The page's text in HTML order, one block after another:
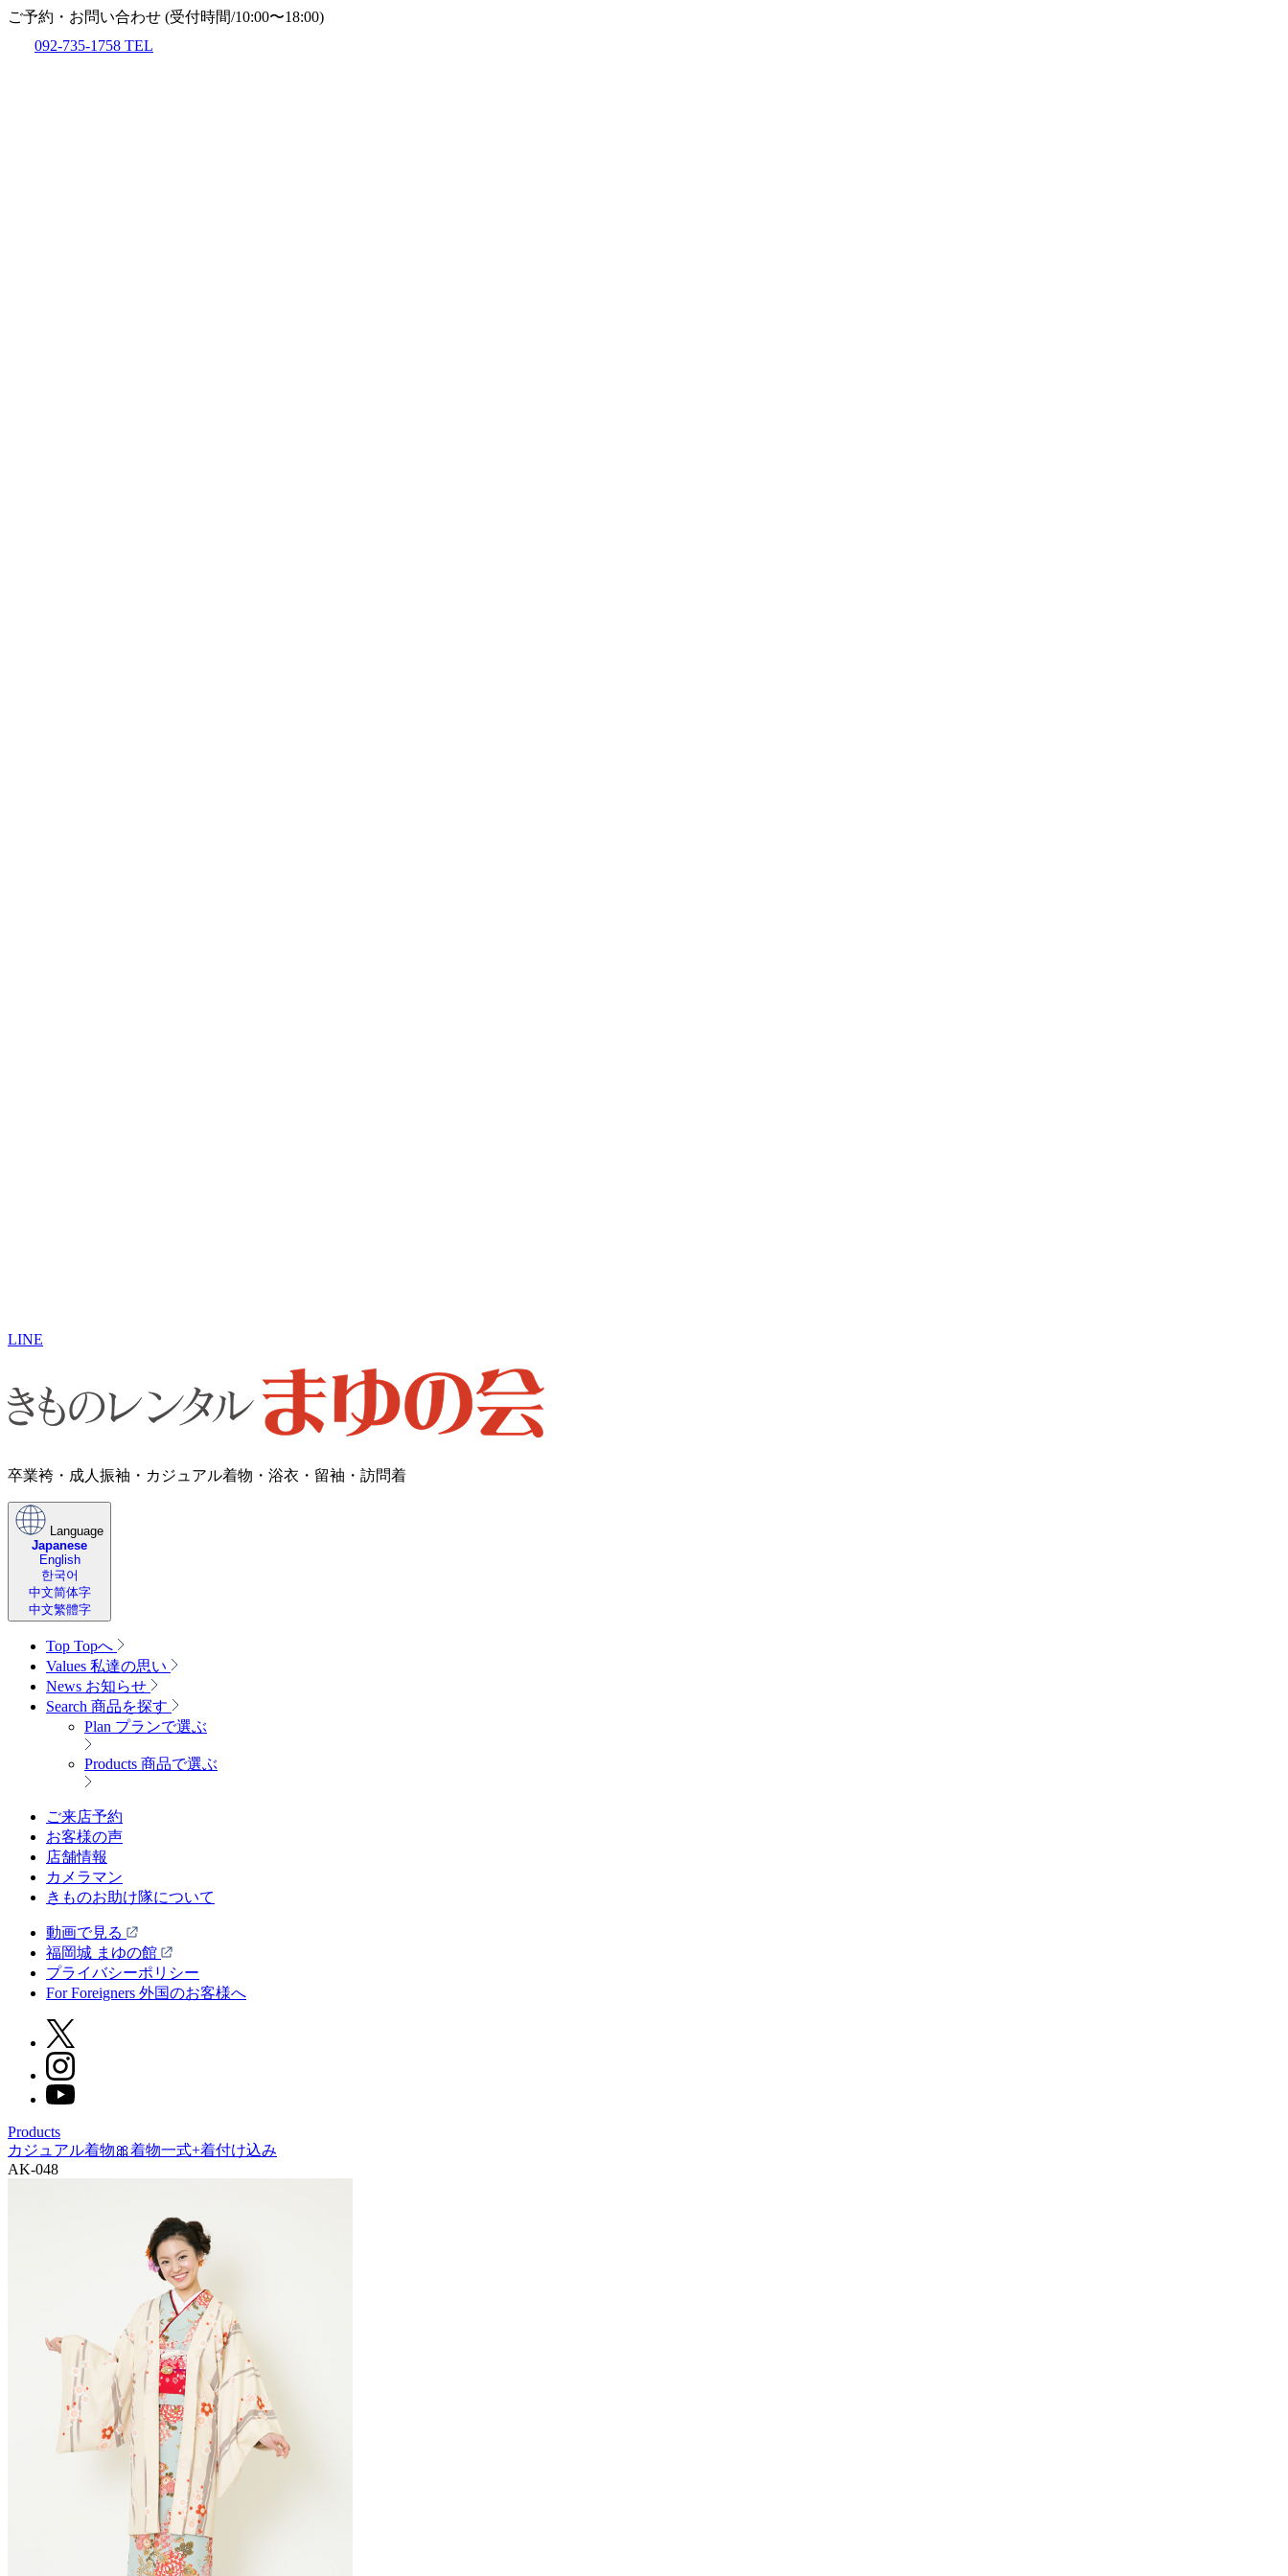
ご予約・お問い合わせ (受付時間/10:00〜18:00)
092-735-1758 TEL
LINE
卒業袴・成人振袖・カジュアル着物・浴衣・留袖・訪問着
Language
Japanese
English
한국어
中文简体字
中文繁體字
Top Topへ
Values 私達の思い
News お知らせ
Search 商品を探す
Plan プランで選ぶ
Products 商品で選ぶ
ご来店予約
お客様の声
店舗情報
カメラマン
きものお助け隊について
動画で見る
福岡城 まゆの館
プライバシーポリシー
For Foreigners 外国のお客様へ
Products
カジュアル着物🎀着物一式+着付け込み
AK-048